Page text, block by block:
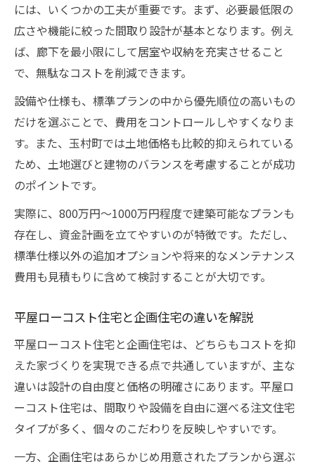
には、いくつかの工夫が重要です。まず、必要最低限の
広さや機能に絞った間取り設計が基本となります。例え
ば、廊下を最小限にして居室や収納を充実させること
で、無駄なコストを削減できます。
設備や仕様も、標準プランの中から優先順位の高いもの
だけを選ぶことで、費用をコントロールしやすくなりま
す。また、玉村町では土地価格も比較的抑えられている
ため、土地選びと建物のバランスを考慮することが成功
のポイントです。
実際に、800万円～1000万円程度で建築可能なプランも
存在し、資金計画を立てやすいのが特徴です。ただし、
標準仕様以外の追加オプションや将来的なメンテナンス
費用も見積もりに含めて検討することが大切です。
平屋ローコスト住宅と企画住宅の違いを解説
平屋ローコスト住宅と企画住宅は、どちらもコストを抑
えた家づくりを実現できる点で共通していますが、主な
違いは設計の自由度と価格の明確さにあります。平屋ロ
ーコスト住宅は、間取りや設備を自由に選べる注文住宅
タイプが多く、個々のこだわりを反映しやすいです。
一方、企画住宅はあらかじめ用意されたプランから選ぶ